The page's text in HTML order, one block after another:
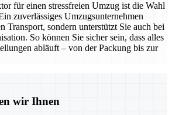
für einen stressfreien Umzug ist die Wahl
zuverlässiges Umzugsunternehmen
Transport, sondern unterstützt Sie auch bei
So können Sie sicher sein, dass alles
abläuft – von der Packung bis zur
wir Ihnen